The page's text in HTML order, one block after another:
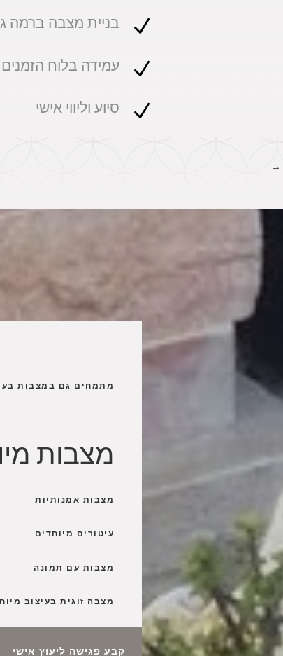
N בניית מצבה ברמה
N עמידה בלוח הזמנים
N סיוע וליווי אישי
→
מתמחים גם במצבות
מצבות
מצבות אמנותיות
עיטורים מיוחדים
מצבות עם תמונה
מצבה זוגית בעיצוב
קבע פגישה ליעוץ אישי